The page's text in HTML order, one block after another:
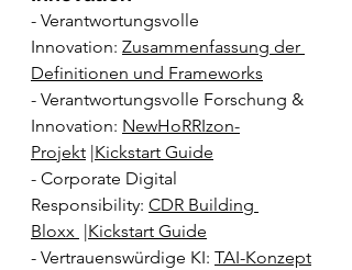
- Verantwortungsvolle
Innovation: Zusammenfassung der
Definitionen und Frameworks
- Verantwortungsvolle Forschung &
Innovation: NewHoRRIzon-
Projekt Kickstart Guide
- Corporate Digital
Responsibility: CDR Building
Bloxx
Kickstart Guide
- Vertrauenswürdige KI: TAI-Konzept